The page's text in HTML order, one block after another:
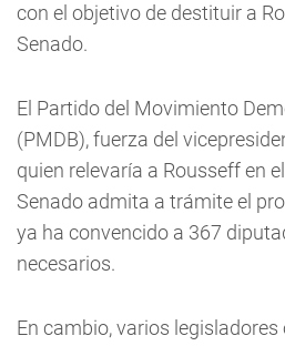
con el objetivo de destituir a
Senado.
El Partido del Movimiento
(PMDB), fuerza del
quien relevaría a Rousseff en
Senado admita a trámite el
ya ha convencido a 367
necesarios.
En cambio, varios